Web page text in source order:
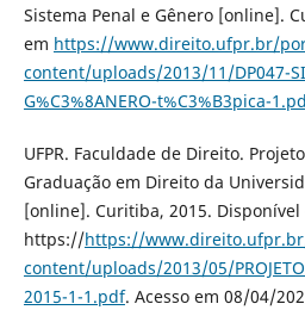
Sistema Penal e Gênero [online].
em https://www.direito.ufpr.br/
content/uploads/2013/11/DP047-
G%C3%8ANERO-t%C3%B3pica-
UFPR. Faculdade de Direito.
Graduação em Direito da
[online]. Curitiba, 2015. Disponível
https://https://
content/uploads/2013/05/
2015-1-1.pdf. Acesso em 08/04/